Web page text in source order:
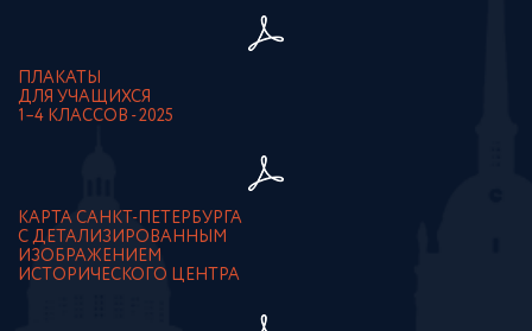
ПЛАКАТЫ
ДЛЯ УЧАЩИХСЯ
1–4 КЛАССОВ - 2025
КАРТА САНКТ-ПЕТЕРБУРГА
С ДЕТАЛИЗИРОВАННЫМ
ИЗОБРАЖЕНИЕМ
ИСТОРИЧЕСКОГО ЦЕНТРА